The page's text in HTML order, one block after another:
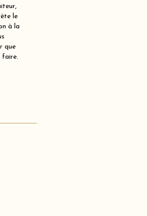
le
à la
que
faire.